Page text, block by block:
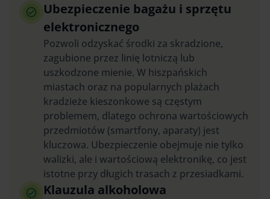
Ubezpieczenie bagażu i sprzętu
elektronicznego
Pozwoli odzyskać środki za skradzione,
zagubione przez linię lotniczą lub
uszkodzone mienie. W hiszpańskich
miastach oraz na popularnych plażach
kradzieże kieszonkowe są częstym
problemem, dlatego ochrona wartościowych
przedmiotów (smartfony, aparaty) jest
kluczowa. Ubezpieczenie obejmuje nie tylko
walizki, ale i wartościową elektronikę, co jest
istotne przy długich trasach z przesiadkami.
Klauzula alkoholowa